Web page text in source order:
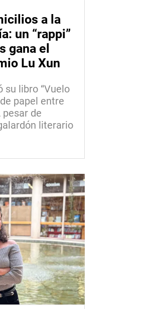
a la
un “rappi”
gana el
Lu Xun
su libro “Vuelo
papel entre
de
literario